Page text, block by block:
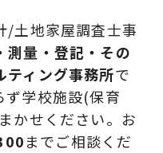
/土地家屋調査士事
測量・登記・その
ティング事務所で
ず学校施設(保育
かせください。お
までご相談くだ